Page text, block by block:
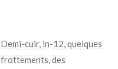
Demi-cuir, in-12, quelques
frottements, des